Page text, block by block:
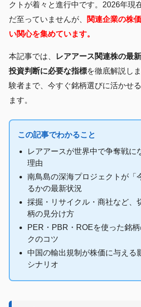
クトが着々と進行中です。2026年現
だ至っていませんが、
関連企業の株
い関心を集めています。
本記事では、
レアアース関連株の最
投資判断に必要な指標を徹底解説し
験者まで、今すぐ銘柄選びに活かせ
ます。
この記事でわかること
レアアースが世界中で争奪戦に
理由
南鳥島の深海プロジェクトが「
るかの最新状況
採掘・リサイクル・商社など、
柄の見分け方
PER・PBR・ROEを使った銘
クのコツ
中国の輸出規制が株価に与える
シナリオ